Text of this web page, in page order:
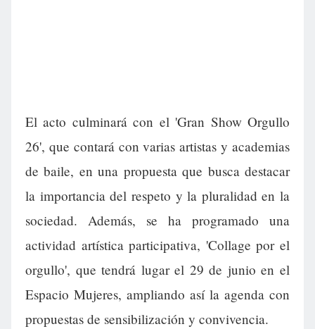
El acto culminará con el 'Gran Show Orgullo
26', que contará con varias artistas y academias
de baile, en una propuesta que busca destacar
la importancia del respeto y la pluralidad en la
sociedad. Además, se ha programado una
actividad artística participativa, 'Collage por el
orgullo', que tendrá lugar el 29 de junio en el
Espacio Mujeres, ampliando así la agenda con
propuestas de sensibilización y convivencia.